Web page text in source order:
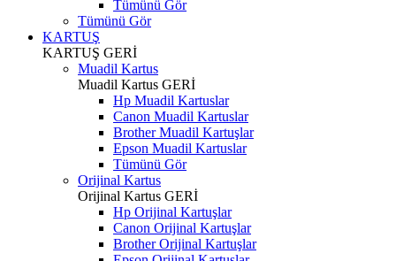
Tümünü Gör
Tümünü Gör
KARTUŞ
KARTUŞ GERİ
Muadil Kartus
Muadil Kartus GERİ
Hp Muadil Kartuslar
Canon Muadil Kartuslar
Brother Muadil Kartuşlar
Epson Muadil Kartuslar
Tümünü Gör
Orijinal Kartus
Orijinal Kartus GERİ
Hp Orijinal Kartuşlar
Canon Orijinal Kartuşlar
Brother Orijinal Kartuşlar